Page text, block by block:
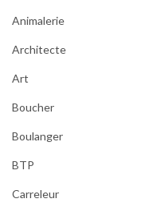
Animalerie
Architecte
Art
Boucher
Boulanger
BTP
Carreleur